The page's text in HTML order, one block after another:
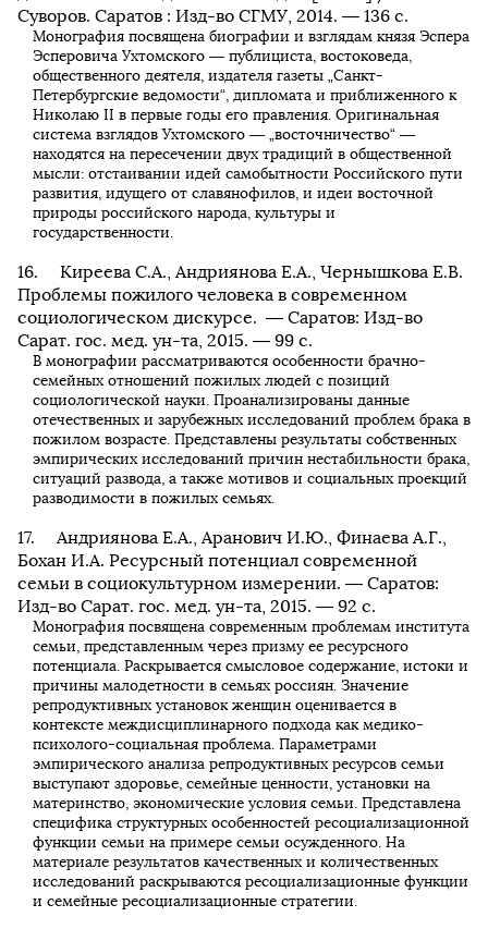
Суворов. Саратов : Изд-во СГМУ, 2014. — 136 с.
Монография посвящена биографии и взглядам князя Эспера
Эсперовича Ухтомского — публициста, востоковеда,
общественного деятеля, издателя газеты „Санкт-
Петербургские ведомости“, дипломата и приближенного к
Николаю II в первые годы его правления. Оригинальная
система взглядов Ухтомского — „восточничество“ —
находятся на пересечении двух традиций в общественной
мысли: отстаивании идей самобытности Российского пути
развития, идущего от славянофилов, и идеи восточной
природы российского народа, культуры и
государственности.
Киреева С.А., Андриянова Е.А., Чернышкова Е.В.
Проблемы пожилого человека в современном
социологическом дискурсе. — Саратов: Изд-во
Сарат. гос. мед. ун-та, 2015. — 99 с.
В монографии рассматриваются особенности брачно-
семейных отношений пожилых людей с позиций
социологической науки. Проанализированы данные
отечественных и зарубежных исследований проблем брака в
пожилом возрасте. Представлены результаты собственных
эмпирических исследований причин нестабильности брака,
ситуаций развода, а также мотивов и социальных проекций
разводимости в пожилых семьях.
Андриянова Е.А., Аранович И.Ю., Финаева А.Г.,
Бохан И.А. Ресурсный потенциал современной
семьи в социокультурном измерении. — Саратов:
Изд-во Сарат. гос. мед. ун-та, 2015. — 92 с.
Монография посвящена современным проблемам института
семьи, представленным через призму ее ресурсного
потенциала. Раскрывается смысловое содержание, истоки и
причины малодетности в семьях россиян. Значение
репродуктивных установок женщин оценивается в
контексте междисциплинарного подхода как медико-
психолого-социальная проблема. Параметрами
эмпирического анализа репродуктивных ресурсов семьи
выступают здоровье, семейные ценности, установки на
материнство, экономические условия семьи. Представлена
специфика структурных особенностей ресоциализационной
функции семьи на примере семьи осужденного. На
материале результатов качественных и количественных
исследований раскрываются ресоциализационные функции
и семейные ресоциализационные стратегии.